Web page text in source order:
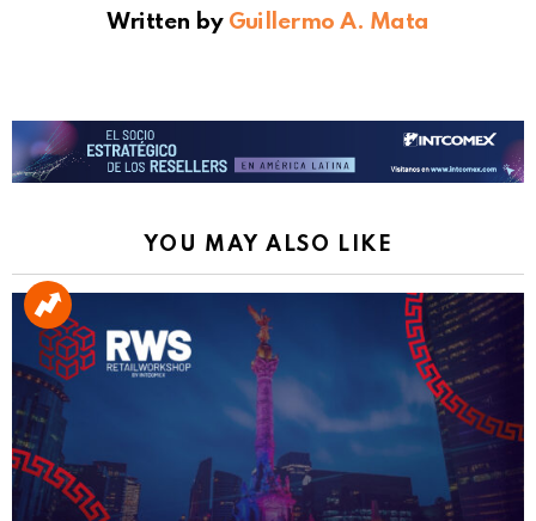
Written by Guillermo A. Mata
YOU MAY ALSO LIKE